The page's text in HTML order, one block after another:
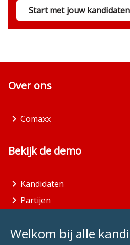
Start met jouw
Welkom bij alle
Over ons
Comaxx
Bekijk de demo
Kandidaten
Partijen
Aandachtsgebieden